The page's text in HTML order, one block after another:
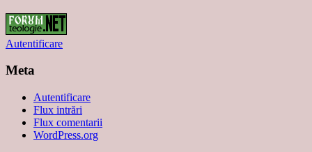
Autentificare
Meta
Autentificare
Flux intrări
Flux comentarii
WordPress.org